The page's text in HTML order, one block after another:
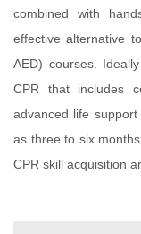
combined with
effective alternative
AED) courses.
CPR that includes
advanced life
as three to six
CPR skill acquisition